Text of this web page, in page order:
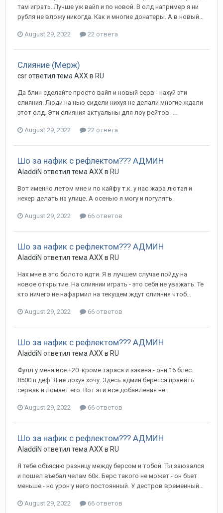
там играть. Лучше уж вайп и по новой. В олд например я ни
рубля не вложу никогда. Как и многие донатеры. А в новый...
August 29, 2022 22 ответа
Слияние (Мерж)
csr ответил тема AXX в RU
Да блин сделайте просто вайп и новый серв - нахуй эти
слияния. Люди на нью сидели нихуя не делали многие ждали
этот олд. Эти слияния актуальны для лоу рейтов -...
August 29, 2022 22 ответа
Шо за нафик с рефлектом??? АДМИН
AladdiN ответил тема AXX в RU
Вот именно летом мне и по кайфу т.к. у нас жара лютая и
нехер делать на улице. А осенью я могу и погулять.
August 29, 2022 66 ответов
Шо за нафик с рефлектом??? АДМИН
AladdiN ответил тема AXX в RU
Нах мне в это болото идти. Я в лучшем случае пойду на
новое открытие. На слиянии играть - это себя не уважать. Те
кто ничего не нафармил на текущем ждут слияния чтоб...
August 29, 2022 66 ответов
Шо за нафик с рефлектом??? АДМИН
AladdiN ответил тема AXX в RU
Фулл у меня все +20. кроме тараса и закена - они 16 блес.
8500 п деф. Я не дохуя хочу. Здесь админ берется править
сервак и ломает его. Вот эти все добавления не...
August 29, 2022 66 ответов
Шо за нафик с рефлектом??? АДМИН
AladdiN ответил тема AXX в RU
Я тебе объясню разницу между берсом и тобой. Ты заюзался
и пошел въебал челам 60к. Берс такого не может - он бъет
меньше - но урон у него постоянный. У дестров временный...
August 29, 2022 66 ответов